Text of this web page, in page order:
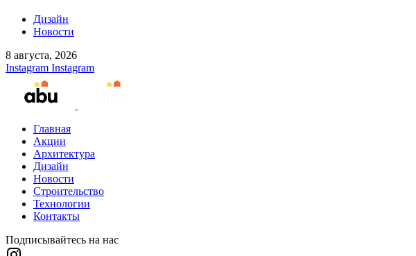
Дизайн
Новости
8 августа, 2026
Instagram Instagram
Главная
Акции
Архитектура
Дизайн
Новости
Строительство
Технологии
Контакты
Подписывайтесь на нас